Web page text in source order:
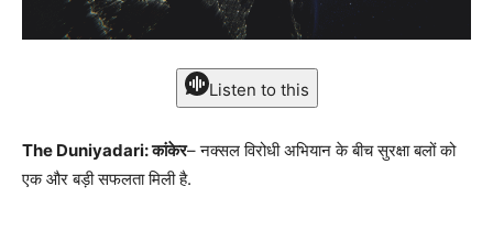
Listen to this
The Duniyadari: कांकेर– नक्सल विरोधी अभियान के बीच सुरक्षा बलों को
एक और बड़ी सफलता मिली है.